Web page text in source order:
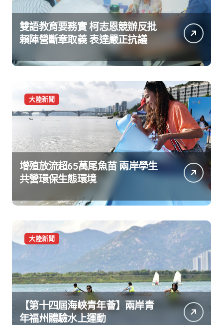
雙語教育要務實 柯志恩競辦反批
賴陣營斷章取義 表達嚴正抗議
大陸新聞
增殖放流超65萬尾魚苗 兩岸學生
共營環保生態環境
大陸新聞
【第十四屆海峽青年薈】兩岸青
年福州體驗水上運動